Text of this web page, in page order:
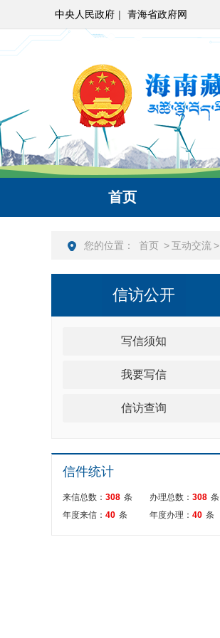
中央人民政府 | 青海省政府网
首页
您的位置： 首页 >互动交流>
信访公开
写信须知
我要写信
信访查询
信件统计
来信总数： 308 条 办理总数： 308 条
年度来信： 40 条 年度办理： 40 条